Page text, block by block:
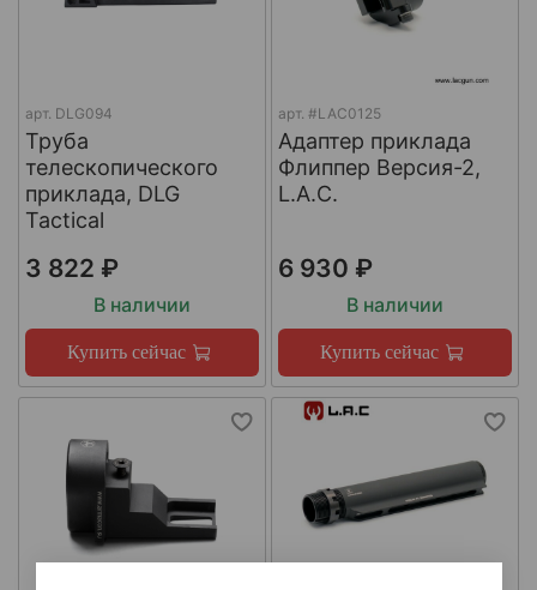
арт. DLG094
Труба
телескопического
приклада, DLG
Tactical
3 822 ₽
В наличии
Купить сейчас
арт. #LAC0125
Адаптер приклада
Флиппер Версия-2,
L.A.C.
6 930 ₽
В наличии
Купить сейчас